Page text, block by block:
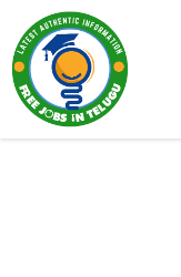
content